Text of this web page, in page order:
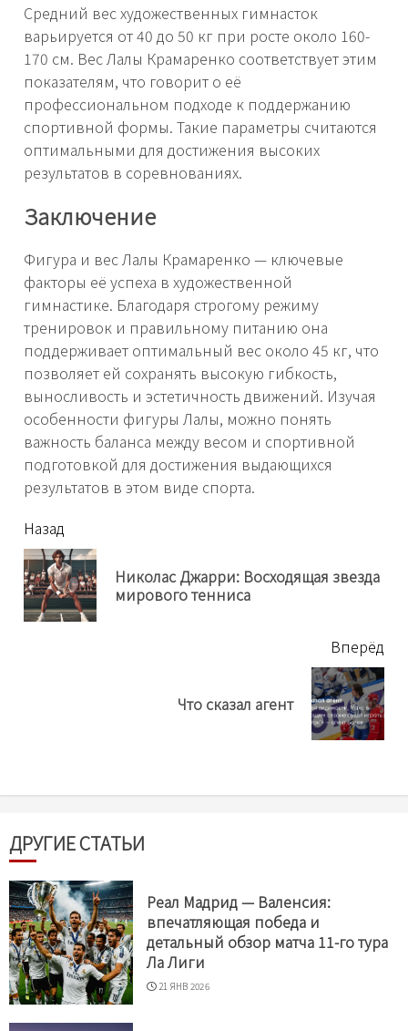
Средний вес художественных гимнасток
варьируется от 40 до 50 кг при росте около 160-
170 см. Вес Лалы Крамаренко соответствует этим
показателям, что говорит о её
профессиональном подходе к поддержанию
спортивной формы. Такие параметры считаются
оптимальными для достижения высоких
результатов в соревнованиях.
Заключение
Фигура и вес Лалы Крамаренко — ключевые
факторы её успеха в художественной
гимнастике. Благодаря строгому режиму
тренировок и правильному питанию она
поддерживает оптимальный вес около 45 кг, что
позволяет ей сохранять высокую гибкость,
выносливость и эстетичность движений. Изучая
особенности фигуры Лалы, можно понять
важность баланса между весом и спортивной
подготовкой для достижения выдающихся
результатов в этом виде спорта.
читать
еще
Назад
Николас Джарри: Восходящая звезда
мирового тенниса
Вперёд
Что сказал агент
ДРУГИЕ СТАТЬИ
Реал Мадрид — Валенсия:
впечатляющая победа и
детальный обзор матча 11-го тура
Ла Лиги
21 ЯНВ 2026